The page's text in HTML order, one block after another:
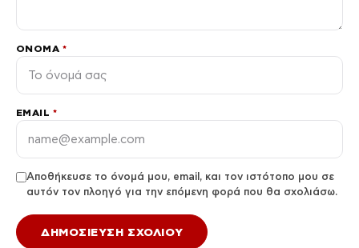
ΌΝΟΜΑ *
EMAIL *
Αποθήκευσε το όνομά μου, email, και τον ιστότοπο μου σε
αυτόν τον πλοηγό για την επόμενη φορά που θα σχολιάσω.